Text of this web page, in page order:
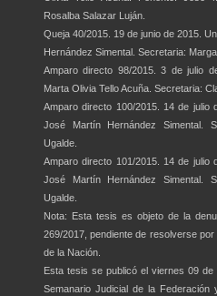
Rosalba Salazar Luján.
Queja 40/2015. 19 de junio de 2015.
Hernández Simental. Secretaria:
Amparo directo 98/2015. 3 de julio
Marta Olivia Tello Acuña. Secretaria:
Amparo directo 100/2015. 14 de julio
José Martín Hernández Simental.
Ugalde.
Amparo directo 101/2015. 14 de julio
José Martín Hernández Simental.
Ugalde.
Nota: Esta tesis es objeto de la
269/2017, pendiente de resolverse
de la Nación.
Esta tesis se publicó el viernes 09
Semanario Judicial de la